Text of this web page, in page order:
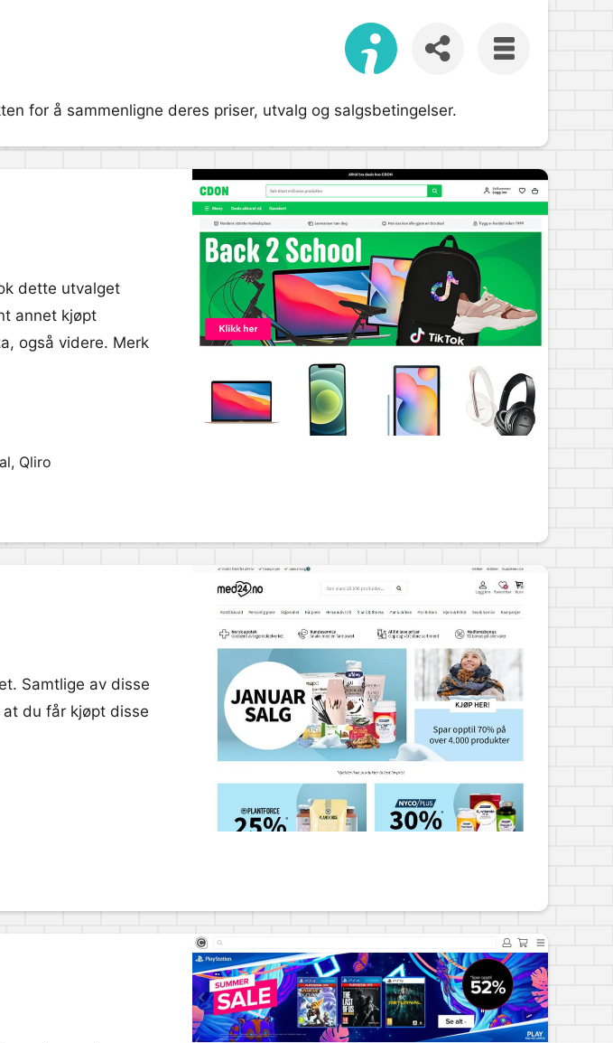
for å sammenligne deres priser, utvalg og salgsbetingelser.
dette utvalget
annet kjøpt
også videre. Merk
Qliro
Samtlige av disse
du får kjøpt disse